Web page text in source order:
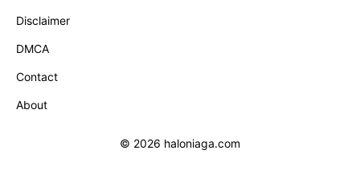
Disclaimer
DMCA
Contact
About
© 2026 haloniaga.com